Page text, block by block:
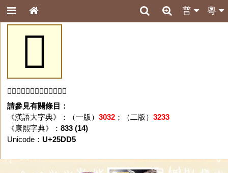
粵
普
𥷕
「𥷕」字未收錄於本資料庫。
請參見有關條目：
《漢語大字典》：（一版） 3032；（二版） 3233
《康熙字典》： 833 (14)
Unicode： U+25DD5